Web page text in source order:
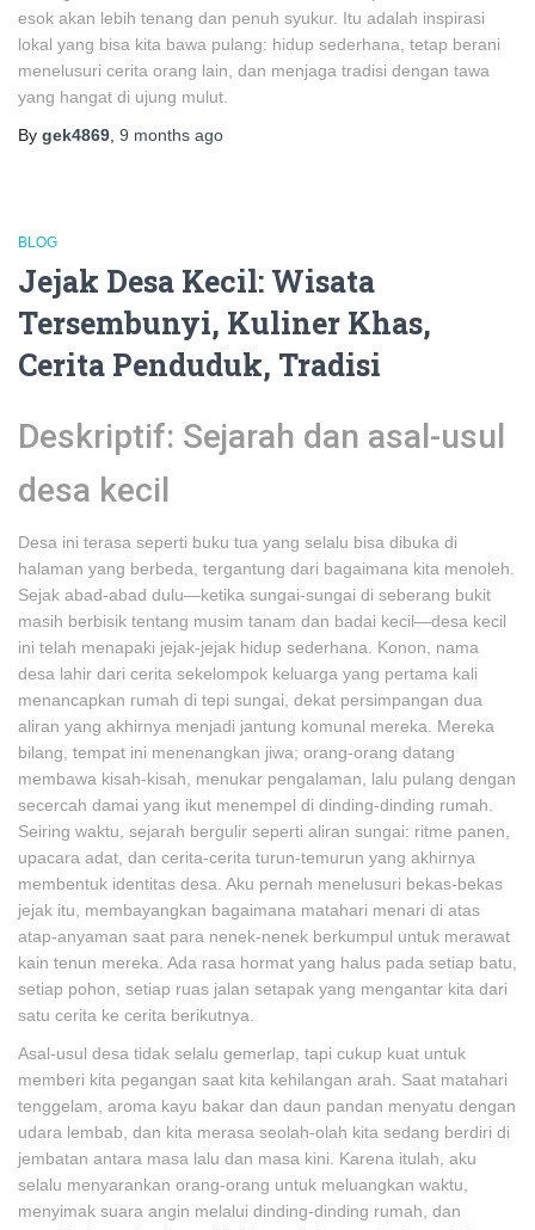
esok akan lebih tenang dan penuh syukur. Itu adalah inspirasi
lokal yang bisa kita bawa pulang: hidup sederhana, tetap berani
menelusuri cerita orang lain, dan menjaga tradisi dengan tawa
yang hangat di ujung mulut.
By gek4869 9 months ago
BLOG
Jejak Desa Kecil: Wisata
Tersembunyi, Kuliner Khas,
Cerita Penduduk, Tradisi
Deskriptif: Sejarah dan asal-usul
desa kecil
Desa ini terasa seperti buku tua yang selalu bisa dibuka di
halaman yang berbeda, tergantung dari bagaimana kita menoleh.
Sejak abad-abad dulu—ketika sungai-sungai di seberang bukit
masih berbisik tentang musim tanam dan badai kecil—desa kecil
ini telah menapaki jejak-jejak hidup sederhana. Konon, nama
desa lahir dari cerita sekelompok keluarga yang pertama kali
menancapkan rumah di tepi sungai, dekat persimpangan dua
aliran yang akhirnya menjadi jantung komunal mereka. Mereka
bilang, tempat ini menenangkan jiwa; orang-orang datang
membawa kisah-kisah, menukar pengalaman, lalu pulang dengan
secercah damai yang ikut menempel di dinding-dinding rumah.
Seiring waktu, sejarah bergulir seperti aliran sungai: ritme panen,
upacara adat, dan cerita-cerita turun-temurun yang akhirnya
membentuk identitas desa. Aku pernah menelusuri bekas-bekas
jejak itu, membayangkan bagaimana matahari menari di atas
atap-anyaman saat para nenek-nenek berkumpul untuk merawat
kain tenun mereka. Ada rasa hormat yang halus pada setiap batu,
setiap pohon, setiap ruas jalan setapak yang mengantar kita dari
satu cerita ke cerita berikutnya.
Asal-usul desa tidak selalu gemerlap, tapi cukup kuat untuk
memberi kita pegangan saat kita kehilangan arah. Saat matahari
tenggelam, aroma kayu bakar dan daun pandan menyatu dengan
udara lembab, dan kita merasa seolah-olah kita sedang berdiri di
jembatan antara masa lalu dan masa kini. Karena itulah, aku
selalu menyarankan orang-orang untuk meluangkan waktu,
menyimak suara angin melalui dinding-dinding rumah, dan